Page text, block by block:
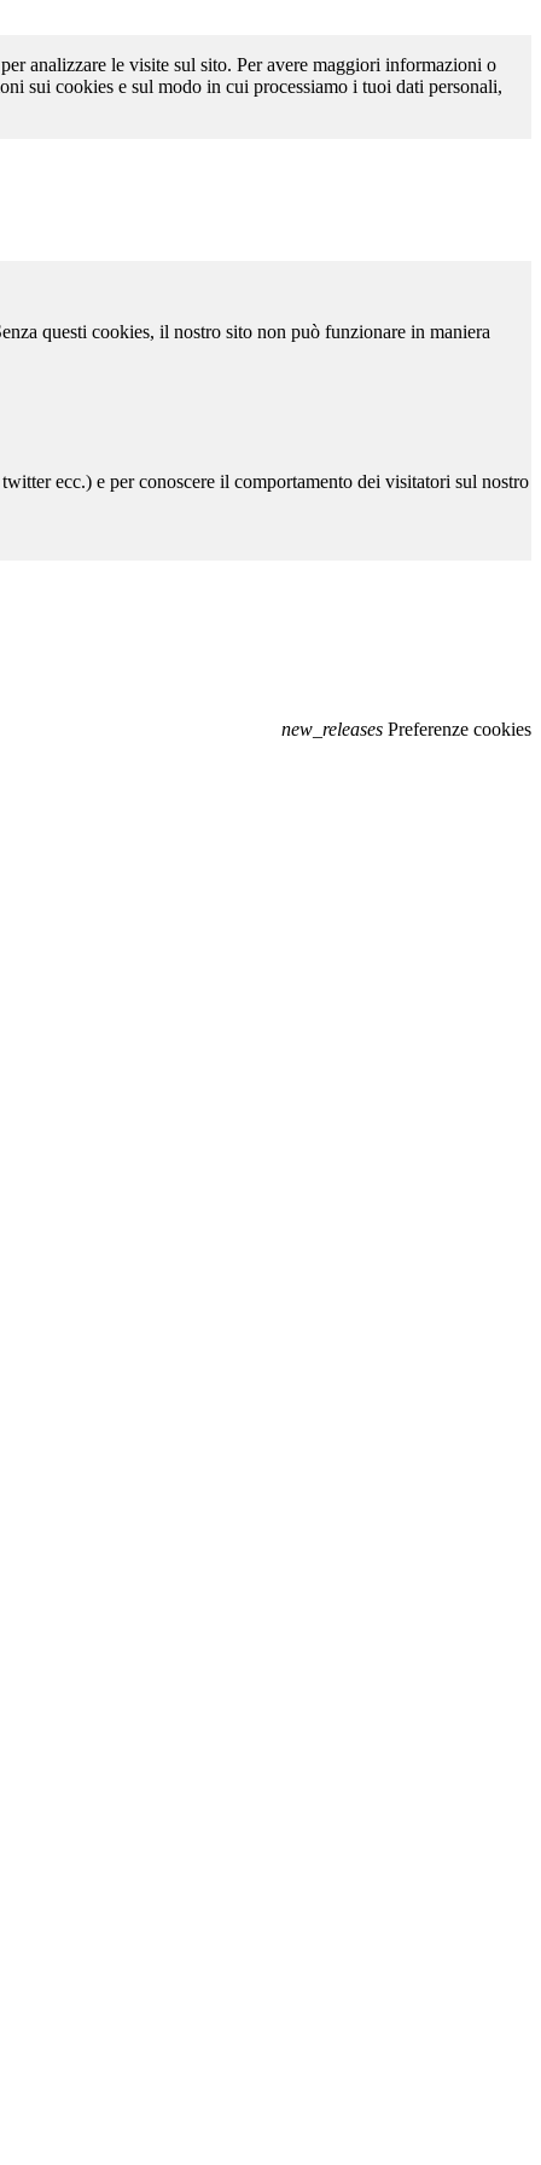
analizzare le visite sul sito. Per avere maggiori informazioni o
sui cookies e sul modo in cui processiamo i tuoi dati personali,
questi cookies, il nostro sito non può funzionare in maniera
ecc.) e per conoscere il comportamento dei visitatori sul nostro
new_releases Preferenze cookies